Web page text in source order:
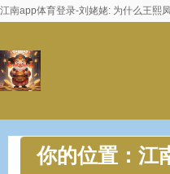
江南app体育登录-刘姥姥: 为什么王熙
你的位置： 江